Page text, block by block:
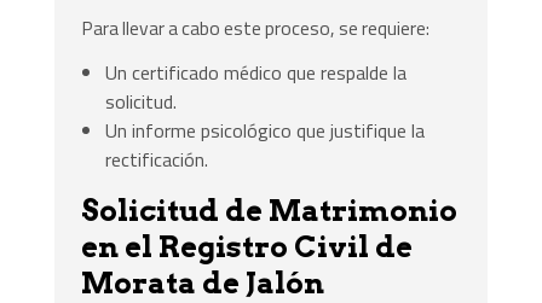
Para llevar a cabo este proceso, se requiere:
Un certificado médico que respalde la
solicitud.
Un informe psicológico que justifique la
rectificación.
Solicitud de Matrimonio
en el Registro Civil de
Morata de Jalón